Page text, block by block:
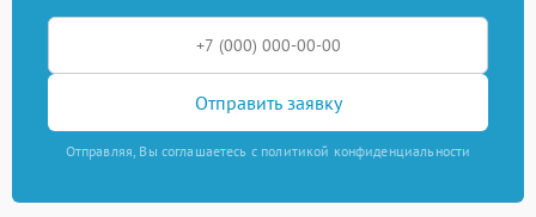
Отправить заявку
Отправляя, Вы соглашаетесь с политикой конфиденциальности